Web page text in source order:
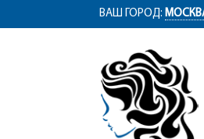
ym(12767704, 'getClientID',
ВАШ ГОРОД: